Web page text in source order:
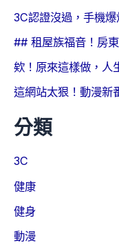
3C認證沒過，手機爆
## 租屋族福音！房
欸！原來這樣做，人
這網站太狠！動漫新
分類
3C
健康
健身
動漫